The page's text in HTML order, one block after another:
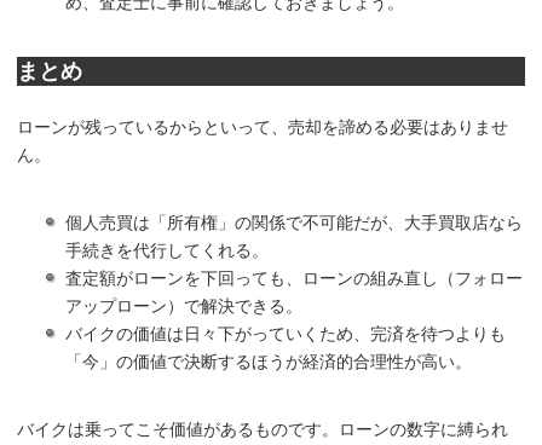
まとめ
ローンが残っているからといって、売却を諦める必要はありませ
ん。
個人売買は「所有権」の関係で不可能だが、大手買取店なら
手続きを代行してくれる。
査定額がローンを下回っても、ローンの組み直し（フォロー
アップローン）で解決できる。
バイクの価値は日々下がっていくため、完済を待つよりも
「今」の価値で決断するほうが経済的合理性が高い。
バイクは乗ってこそ価値があるものです。ローンの数字に縛られ